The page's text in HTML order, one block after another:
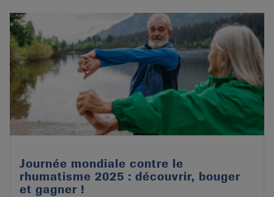
Journée mondiale contre le
rhumatisme 2025 : découvrir, bouger
et gagner !